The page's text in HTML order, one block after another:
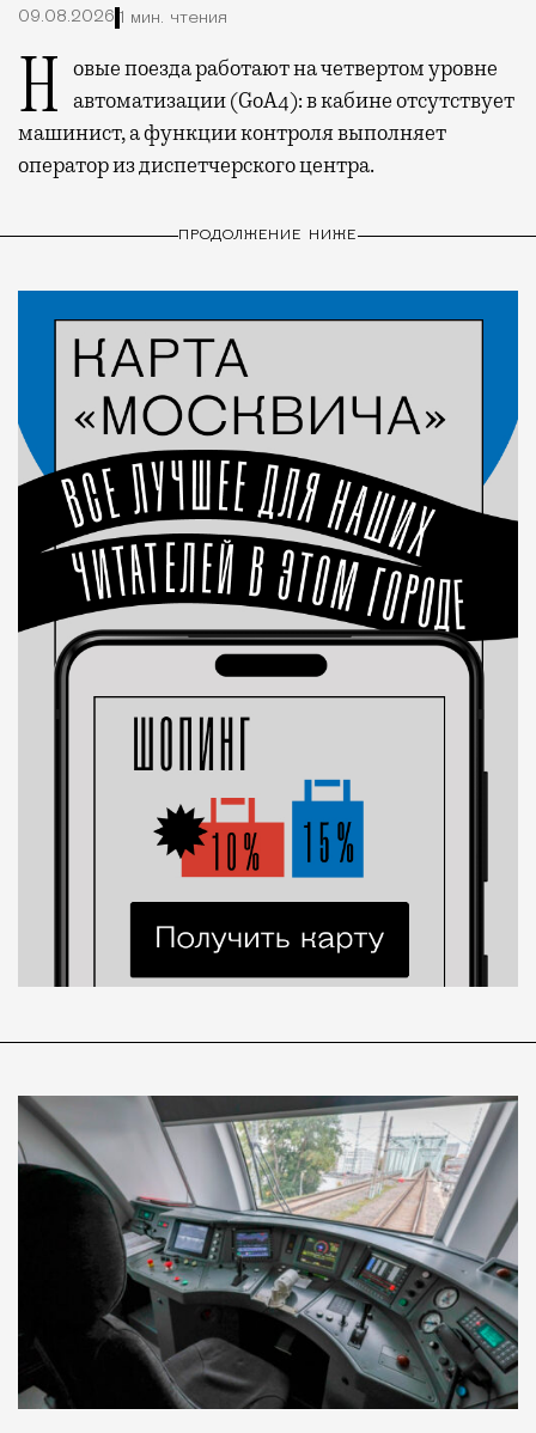
09.08.2026 1 мин. чтения
Новые поезда работают на четвертом уровне автоматизации (GoA4): в кабине отсутствует
машинист, а функции контроля выполняет
оператор из диспетчерского центра.
ПРОДОЛЖЕНИЕ НИЖЕ